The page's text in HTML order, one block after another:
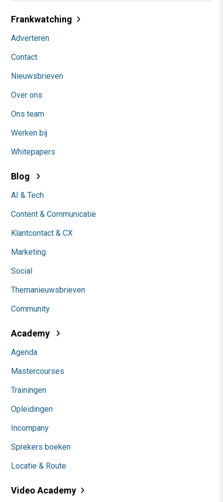
Frankwatching
Adverteren
Contact
Nieuwsbrieven
Over ons
Ons team
Werken bij
Whitepapers
Blog
AI & Tech
Content & Communicatie
Klantcontact & CX
Marketing
Social
Themanieuwsbrieven
Community
Academy
Agenda
Mastercourses
Trainingen
Opleidingen
Incompany
Sprekers boeken
Locatie & Route
Video Academy